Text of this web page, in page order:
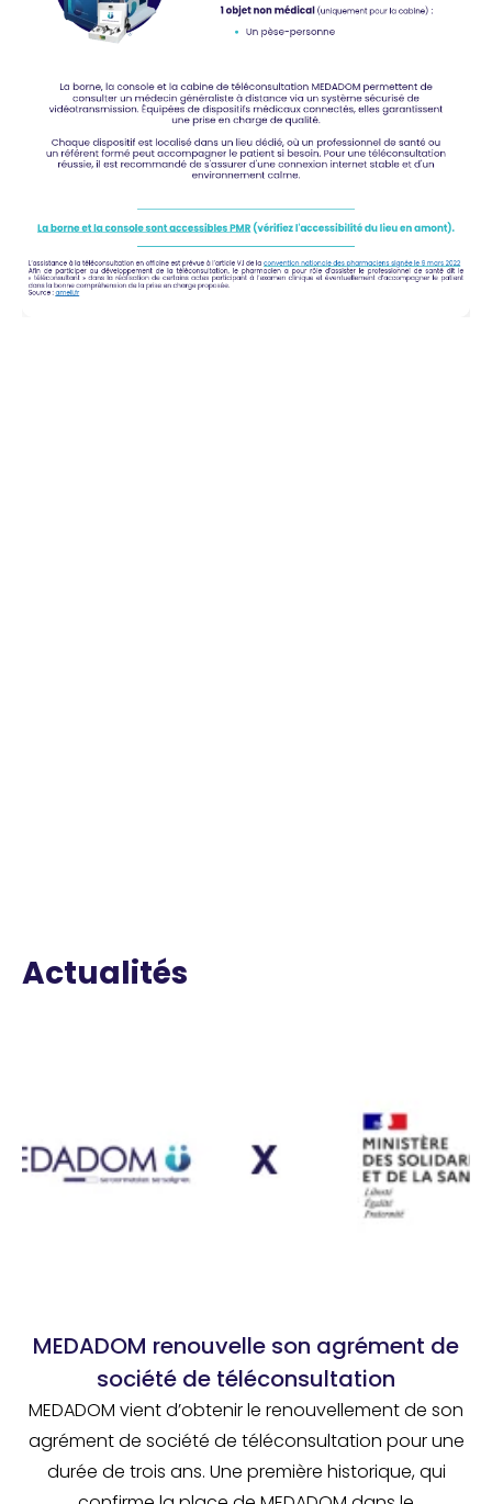
Actualités
MEDADOM renouvelle son agrément de
société de téléconsultation
MEDADOM vient d’obtenir le renouvellement de son
agrément de société de téléconsultation pour une
durée de trois ans. Une première historique, qui